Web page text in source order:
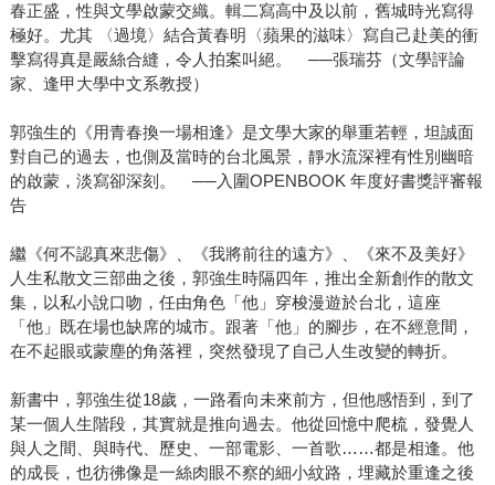
春正盛，性與文學啟蒙交織。輯二寫高中及以前，舊城時光寫得
極好。尤其 〈過境〉結合黃春明〈蘋果的滋味〉寫自己赴美的衝
擊寫得真是嚴絲合縫，令人拍案叫絕。 ──張瑞芬（文學評論
家、逢甲大學中文系教授）
郭強生的《用青春換一場相逢》是文學大家的舉重若輕，坦誠面
對自己的過去，也側及當時的台北風景，靜水流深裡有性別幽暗
的啟蒙，淡寫卻深刻。 ──入圍OPENBOOK 年度好書獎評審報
告
繼《何不認真來悲傷》、《我將前往的遠方》、《來不及美好》
人生私散文三部曲之後，郭強生時隔四年，推出全新創作的散文
集，以私小說口吻，任由角色「他」穿梭漫遊於台北，這座
「他」既在場也缺席的城市。跟著「他」的腳步，在不經意間，
在不起眼或蒙塵的角落裡，突然發現了自己人生改變的轉折。
新書中，郭強生從18歲，一路看向未來前方，但他感悟到，到了
某一個人生階段，其實就是推向過去。他從回憶中爬梳，發覺人
與人之間、與時代、歷史、一部電影、一首歌……都是相逢。他
的成長，也彷彿像是一絲肉眼不察的細小紋路，埋藏於重逢之後